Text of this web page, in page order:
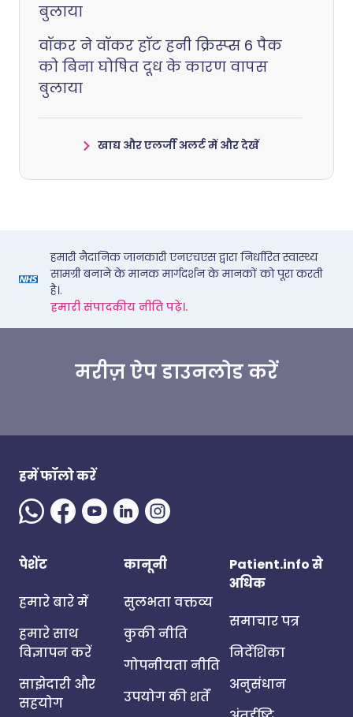
बुलाया
वॉकर ने वॉकर हॉट हनी क्रिस्प्स 6 पैक
को बिना घोषित दूध के कारण वापस
बुलाया
खाद्य और एलर्जी अलर्ट में और देखें
हमारी नैदानिक जानकारी एनएचएस द्वारा निर्धारित स्वास्थ्य
सामग्री बनाने के मानक मार्गदर्शन के मानकों को पूरा करती
है।.
हमारी संपादकीय नीति पढ़ें।.
मरीज़ ऐप डाउनलोड करें
हमें फॉलो करें
पेशेंट
हमारे बारे में
हमारे साथ
विज्ञापन करें
साझेदारी और
सहयोग
कानूनी
सुलभता वक्तव्य
कुकी नीति
गोपनीयता नीति
उपयोग की शर्तें
Patient.info से
अधिक
समाचार पत्र
निर्देशिका
अनुसंधान